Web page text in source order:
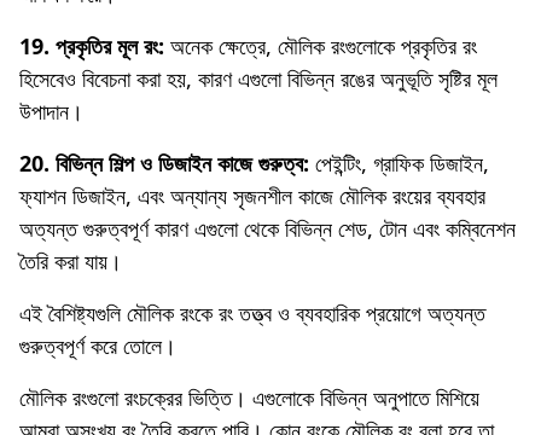
19. প্রকৃতির মূল রং: অনেক ক্ষেত্রে, মৌলিক রংগুলোকে প্রকৃতির রং
হিসেবেও বিবেচনা করা হয়, কারণ এগুলো বিভিন্ন রঙের অনুভূতি সৃষ্টির মূল
উপাদান।
20. বিভিন্ন শিল্প ও ডিজাইন কাজে গুরুত্ব: পেইন্টিং, গ্রাফিক ডিজাইন,
ফ্যাশন ডিজাইন, এবং অন্যান্য সৃজনশীল কাজে মৌলিক রংয়ের ব্যবহার
অত্যন্ত গুরুত্বপূর্ণ কারণ এগুলো থেকে বিভিন্ন শেড, টোন এবং কম্বিনেশন
তৈরি করা যায়।
এই বৈশিষ্ট্যগুলি মৌলিক রংকে রং তত্ত্ব ও ব্যবহারিক প্রয়োগে অত্যন্ত
গুরুত্বপূর্ণ করে তোলে।
মৌলিক রংগুলো রংচক্রের ভিত্তি। এগুলোকে বিভিন্ন অনুপাতে মিশিয়ে